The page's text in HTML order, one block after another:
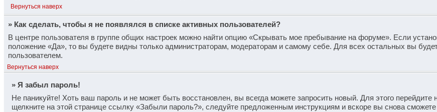
Вернуться наверх
» Как сделать, чтобы я не появлялся в списке активных пользователей?
В центре пользователя в группе общих настроек можно найти опцию «Скрывать мое пребывание на форуме». Если
положение «Да», то вы будете видны только администраторам, модераторам и самому себе. Для всех остальных вы
пользователем.
Вернуться наверх
» Я забыл пароль!
Не паникуйте! Хоть ваш пароль и не может быть восстановлен, вы всегда можете запросить новый. Для этого перейдите
щелкните на этой странице ссылку «Забыли пароль?», следуйте предложенным инструкциям и вскоре вы снова